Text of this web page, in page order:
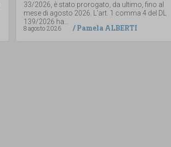
33/2026, è stato prorogato, da ultimo, fino al
mese di agosto 2026. L’art. 1 comma 4 del DL
139/2026 ha...
8 agosto 2026
/Pamela ALBERTI